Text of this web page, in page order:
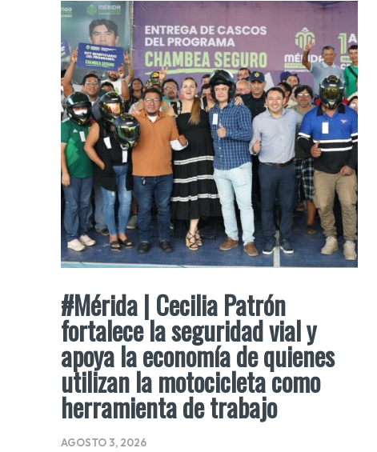
#Mérida | Cecilia Patrón
fortalece la seguridad vial y
apoya la economía de quienes
utilizan la motocicleta como
herramienta de trabajo
AGOSTO 3, 2026